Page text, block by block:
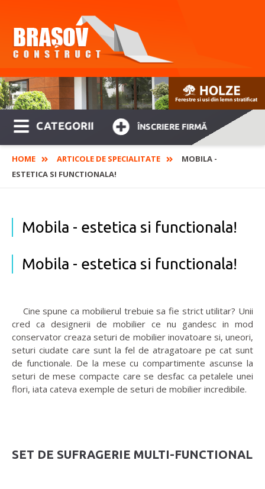
CATEGORII ÎNSCRIERE FIRMĂ
HOME ARTICOLE DE SPECIALITATE
MOBILA -
ESTETICA SI FUNCTIONALA!
Mobila - estetica si functionala!
Mobila - estetica si functionala!
Cine spune ca mobilierul trebuie sa fie strict utilitar? Unii
cred ca designerii de mobilier ce nu gandesc in mod
conservator creaza seturi de mobilier inovatoare si, uneori,
seturi ciudate care sunt la fel de atragatoare pe cat sunt
de functionale. De la mese cu compartimente ascunse la
seturi de mese compacte care se desfac ca petalele unei
flori, iata cateva exemple de seturi de mobilier incredibile.
SET DE SUFRAGERIE MULTI-FUNCTIONAL